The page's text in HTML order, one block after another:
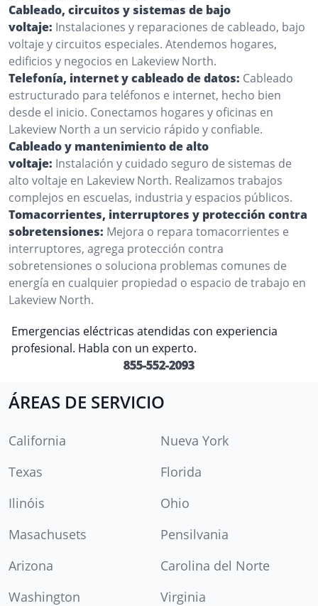
Cableado, circuitos y sistemas de bajo
voltaje: Instalaciones y reparaciones de cableado, bajo
voltaje y circuitos especiales. Atendemos hogares,
edificios y negocios en Lakeview North.
Telefonía, internet y cableado de datos: Cableado
estructurado para teléfonos e internet, hecho bien
desde el inicio. Conectamos hogares y oficinas en
Lakeview North a un servicio rápido y confiable.
Cableado y mantenimiento de alto
voltaje: Instalación y cuidado seguro de sistemas de
alto voltaje en Lakeview North. Realizamos trabajos
complejos en escuelas, industria y espacios públicos.
Tomacorrientes, interruptores y protección contra
sobretensiones: Mejora o repara tomacorrientes e
interruptores, agrega protección contra
sobretensiones o soluciona problemas comunes de
energía en cualquier propiedad o espacio de trabajo en
Lakeview North.
Emergencias eléctricas atendidas con experiencia
profesional. Habla con un experto.
855-552-2093
ÁREAS DE SERVICIO
California
Nueva York
Texas
Florida
Ilinóis
Ohio
Masachusets
Pensilvania
Arizona
Carolina del Norte
Washington
Virginia